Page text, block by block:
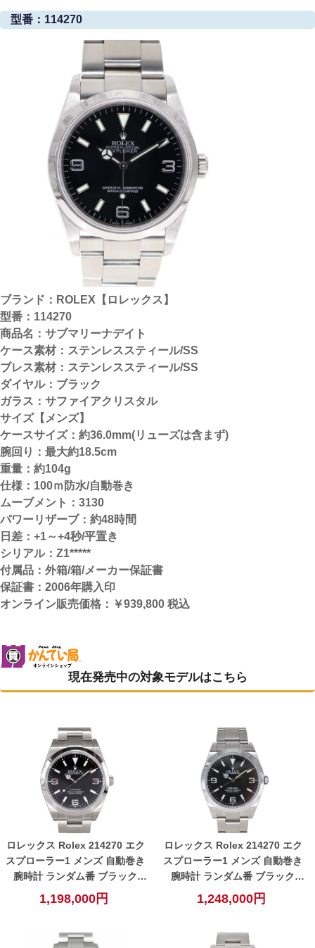
型番：114270
ブランド：ROLEX【ロレックス】
型番：114270
商品名：サブマリーナデイト
ケース素材：ステンレススティール/SS
ブレス素材：ステンレススティール/SS
ダイヤル：ブラック
ガラス：サファイアクリスタル
サイズ【メンズ】
ケースサイズ：約36.0mm(リューズは含まず)
腕回り：最大約18.5cm
重量：約104g
仕様：100ｍ防水/自動巻き
ムーブメント：3130
パワーリザーブ：約48時間
日差：+1～+4秒/平置き
シリアル：Z1*****
付属品：外箱/箱/メーカー保証書
保証書：2006年購入印
オンライン販売価格：￥939,800 税込
現在発売中の対象モデルはこちら
ロレックス Rolex 214270 エク
スプローラー1 メンズ 自動巻き
腕時計 ランダム番 ブラック
1,198,000円
ロレックス Rolex 214270 エク
スプローラー1 メンズ 自動巻き
腕時計 ランダム番 ブラック
1,248,000円